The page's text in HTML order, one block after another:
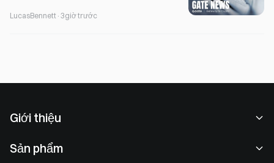
LucasBennett · 3giờ trước
Giới thiệu
Sản phẩm